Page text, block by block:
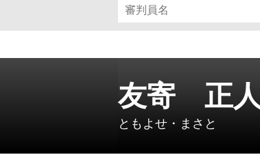
友寄 正人
ともよせ・まさと